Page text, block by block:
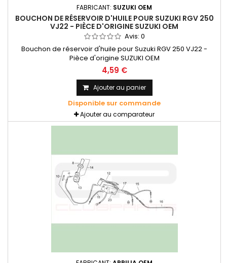
FABRICANT: SUZUKI OEM
BOUCHON DE RÉSERVOIR D'HUILE POUR SUZUKI RGV 250
VJ22 - PIÈCE D'ORIGINE SUZUKI OEM
Avis: 0
Bouchon de réservoir d'huile pour Suzuki RGV 250 VJ22 -
Pièce d'origine SUZUKI OEM
4,59 €
Ajouter au panier
Disponible sur commande
Ajouter au comparateur